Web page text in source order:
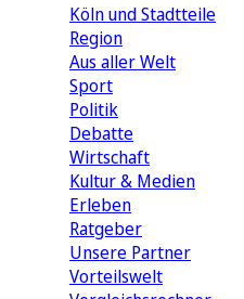
Köln und Stadtteile
Region
Aus aller Welt
Sport
Politik
Debatte
Wirtschaft
Kultur & Medien
Erleben
Ratgeber
Unsere Partner
Vorteilswelt